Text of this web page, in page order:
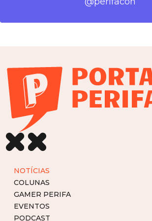
NOTÍCIAS
COLUNAS
GAMER PERIFA
EVENTOS
PODCAST